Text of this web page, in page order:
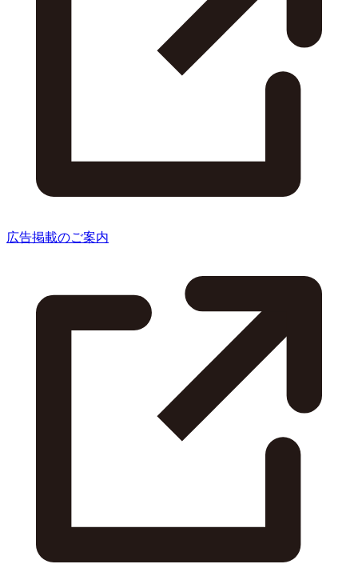
広告掲載のご案内